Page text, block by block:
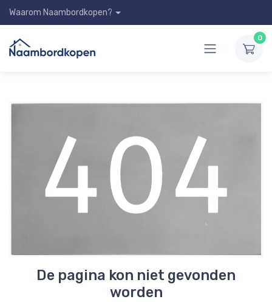
Waarom Naambordkopen?
0
De pagina kon niet gevonden
worden